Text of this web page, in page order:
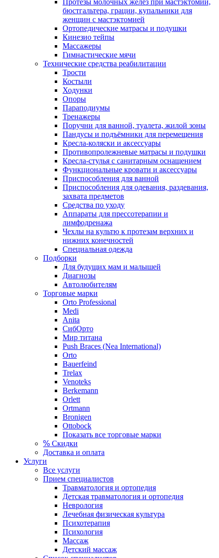
Протезы молочных желёз при мастэктомии,
бюстгальтера, грации, купальники для
женщин с мастэктомией
Ортопедические матрасы и подушки
Кинезио тейпы
Массажеры
Гимнастические мячи
Технические средства реабилитации
Трости
Костыли
Ходунки
Опоры
Параподиумы
Тренажеры
Поручни для ванной, туалета, жилой зоны
Пандусы и подъёмники для перемещения
Кресла-коляски и аксессуары
Противопролежневые матрасы и подушки
Кресла-стулья с санитарным оснащением
Функциональные кровати и аксессуары
Приспособления для ванной
Приспособления для одевания, раздевания,
захвата предметов
Средства по уходу
Аппараты для прессотерапии и
лимфодренажа
Чехлы на культю к протезам верхних и
нижних конечностей
Специальная одежда
Подборки
Для будущих мам и малышей
Диагнозы
Автолюбителям
Торговые марки
Orto Professional
Medi
Anita
СибОрто
Мир титана
Push Braces (Nea International)
Orto
Bauerfeind
Trelax
Venoteks
Berkemann
Orlett
Ortmann
Bronigen
Ottobock
Показать все торговые марки
% Скидки
Доставка и оплата
Услуги
Все услуги
Прием специалистов
Травматология и ортопедия
Детская травматология и ортопедия
Неврология
Лечебная физическая культура
Психотерапия
Психология
Массаж
Детский массаж